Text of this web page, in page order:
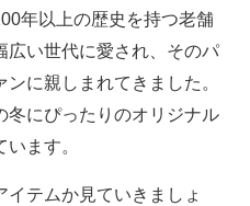
年以上の歴史を持つ老舗
広い世代に愛され、そのパ
に親しまれてきました。
冬にぴったりのオリジナル
ます。
テムか見ていきましょ